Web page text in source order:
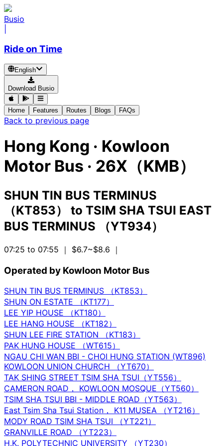
Busio
Ride on Time
English
Download Busio
Home Features Routes Blogs FAQs
Back to previous page
Hong Kong · Kowloon
Motor Bus · 26X（KMB）
SHUN TIN BUS TERMINUS
（KT853）
to TSIM SHA TSUI EAST
BUS TERMINUS （YT934）
07:25 to 07:55 ｜ $6.7~$8.6 ｜
Operated by Kowloon Motor Bus
SHUN TIN BUS TERMINUS （KT853）
SHUN ON ESTATE （KT177）
LEE YIP HOUSE （KT180）
LEE HANG HOUSE （KT182）
SHUN LEE FIRE STATION （KT183）
PAK HUNG HOUSE （WT615）
NGAU CHI WAN BBI - CHOI HUNG STATION (WT896)
KOWLOON UNION CHURCH （YT670）
TAK SHING STREET TSIM SHA TSUI（YT556）
CAMERON ROAD， KOWLOON MOSQUE（YT560）
TSIM SHA TSUI BBI - MIDDLE ROAD（YT563）
East Tsim Sha Tsui Station， K11 MUSEA （YT216）
MODY ROAD TSIM SHA TSUI （YT221）
GRANVILLE ROAD （YT223）
H.K. POLYTECHNIC UNIVERSITY （YT230）